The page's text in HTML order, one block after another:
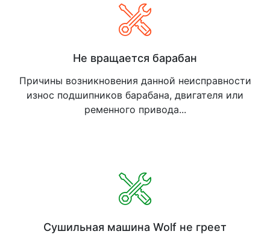
Не вращается барабан
Причины возникновения данной неисправности
износ подшипников барабана, двигателя или
ременного привода...
Сушильная машина Wolf не греет